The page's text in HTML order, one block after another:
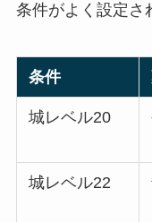
条件がよく設定さ
条件
城レベル20
城レベル22